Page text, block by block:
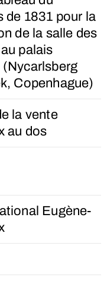
de 1831 pour la
de la salle des
palais
Copenhague)
la vente
au dos
Eugène-